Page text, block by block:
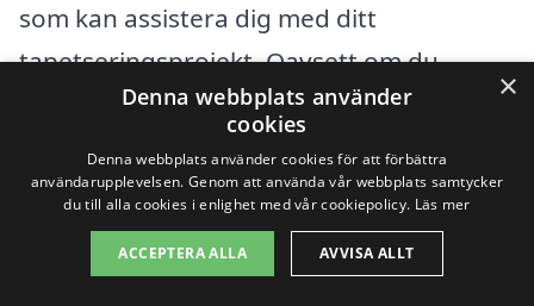
som kan assistera dig med ditt
tapetseringsprojekt. Oavsett om du
planerar att förändra ett rum eller hela
ditt hem, är det viktigt att få professionell
hjälp för bästa resultat. Här är några
fördelar med att anlita en expert:
×
Denna webbplats använder
cookies
Denna webbplats använder cookies för att förbättra
användarupplevelsen. Genom att använda vår webbplats samtycker
du till alla cookies i enlighet med vår cookiepolicy. Läs mer
ACCEPTERA ALLA AVVISA ALLT